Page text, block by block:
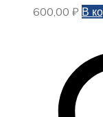
600,00 ₽ В